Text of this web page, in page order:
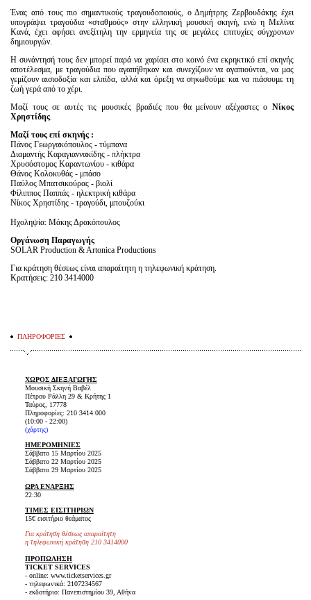
Ένας από τους πιο σημαντικούς τραγουδοποιούς, ο Δημήτρης Ζερβουδάκης έχει
υπογράψει τραγούδια «σταθμούς» στην ελληνική μουσική σκηνή, ενώ η Μελίνα
Κανά, έχει αφήσει ανεξίτηλη την ερμηνεία της σε μεγάλες επιτυχίες σύγχρονων
δημιουργών.
Η συνάντησή τους δεν μπορεί παρά να χαρίσει στο κοινό ένα εκρηκτικό επί σκηνής
αποτέλεσμα, με τραγούδια που αγαπήθηκαν και συνεχίζουν να αγαπιούνται, να μας
γεμίζουν αισιοδοξία και ελπίδα, αλλά και όρεξη να σηκωθούμε και να πιάσουμε τη
ζωή γερά από το χέρι.
Μαζί τους σε αυτές τις μουσικές βραδιές που θα μείνουν αξέχαστεςοΝίκος
Χρηστίδης.
Μαζί τους επί σκηνής :
Πάνος Γεωργακόπουλος - τύμπανα
Διαμαντής Καραγιαννακίδης - πλήκτρα
Χρυσόστομος Καραντωνίου - κιθάρα
Θάνος Κολοκυθάς - μπάσο
Παύλος Μπατσικούρας - βιολί
Φίλιππος Παππάς - ηλεκτρική κιθάρα
Νίκος Χρηστίδης - τραγούδι, μπουζούκι
Ηχοληψία: Μάκης Δρακόπουλος
Οργάνωση Παραγωγής
SOLAR Production & Artonica Productions
Για κράτηση θέσεως είναι απαραίτητη η τηλεφωνική κράτηση.
Κρατήσεις: 210 3414000
ΠΛΗΡΟΦΟΡΙΕΣ
ΧΩΡΟΣ ΔΙΕΞΑΓΩΓΗΣ
Μουσική Σκηνή Βαβέλ
Πέτρου Ράλλη 29 & Κρήτης 1
Ταύρος, 17778
Πληροφορίες: 210 3414 000
(10:00 - 22:00)
(χάρτης)
ΗΜΕΡΟΜΗΝΙΕΣ
Σάββατο 15 Μαρτίου 2025
Σάββατο 22 Μαρτίου 2025
Σάββατο 29 Μαρτίου 2025
ΩΡΑ ΕΝΑΡΞΗΣ
22:30
ΤΙΜΕΣ ΕΙΣΙΤΗΡΙΩΝ
15€ εισιτήριο θεάματος
Για κράτηση θέσεως απαραίτητη
η τηλεφωνική κράτηση 210 3414000
ΠΡΟΠΩΛΗΣΗ
TICKET SERVICES
- online: www.ticketservices.gr
- τηλεφωνικά: 2107234567
- εκδοτήριο: Πανεπιστημίου 39, Αθήνα